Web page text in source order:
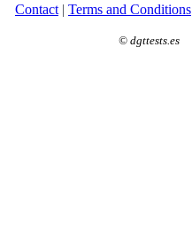
Contact | Terms and Conditions
© dgttests.es